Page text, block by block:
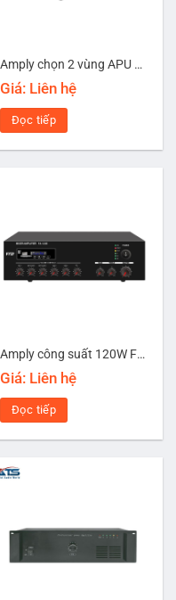
Amply chọn 2 vùng APU 60W-EN Blutooth 4.0
Giá: Liên hệ
Đọc tiếp
Amply công suất 120W FTD FA-120E
Giá: Liên hệ
Đọc tiếp